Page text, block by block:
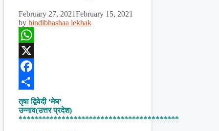
February 27, 2021February 15, 2021
by hindibhashaa lekhak
WhatsApp
X
Facebook
Share
तृषा द्विवेदी ‘मेघ’
उन्नाव(उत्तर प्रदेश)
*****************************************